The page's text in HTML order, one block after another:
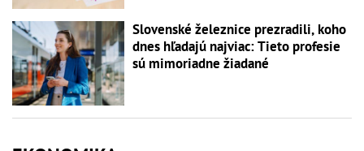
Slovenské železnice prezradili, koho
dnes hľadajú najviac: Tieto profesie
sú mimoriadne žiadané